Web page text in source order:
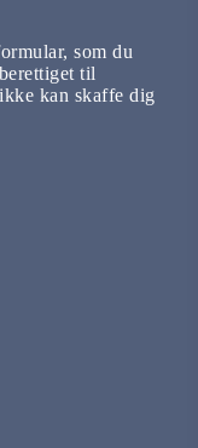
som du
til
kan skaffe dig